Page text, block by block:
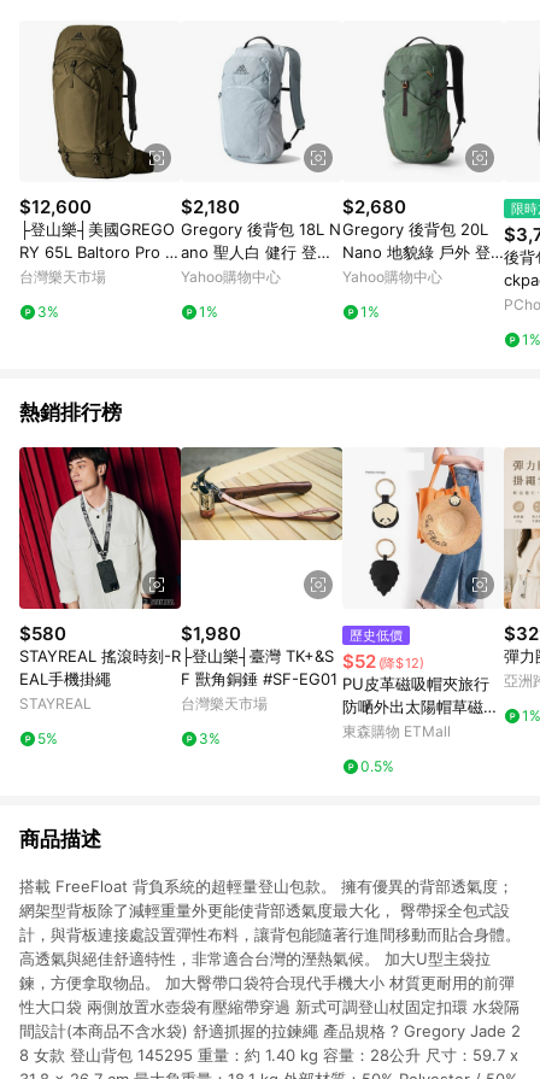
市場 45 天內完成訂單出貨及結帳，則不符合贈點資格。 (4) 如
使用APP、或中途瀏覽比價網、回饋網、Google等其他網頁、或
由網頁版(電腦版/手機版網頁)切換為App都將會造成追蹤中斷而
無法進行 LINE POINTS 回饋。 (5) LINE 購物為購物資訊整合性
平台，商品資料更新會有時間差，如顯示之商品規格、顏色、價
位、贈品與台灣樂天市場銷售網頁不符，以銷售網頁標示為準。
(6) 導購訂單已逾 365 天，根據台灣樂天回饋規定，逾期訂單將
不符合回饋資格。 (7) 若上述或其他原因，致使消費者無接收到
點數回饋或點數回饋有爭議，台灣樂天市場保有更改條款與法律
追訴之權利，活動詳情以樂天市場網站公告為準。
$12,600
├登山樂┤美國GREGO
RY 65L Baltoro Pro 登
山背包M 鱷魚綠 # GG
台灣樂天市場
3%
$2,180
Gregory 後背包 18L N
ano 聖人白 健行 登山
包 戶外 153057A797
Yahoo購物中心
1%
$2,680
Gregory 後背包 20L
Nano 地貌綠 戶外 登
山包 健行 153058930
Yahoo購物中心
1%
限
後背
花
1%
熱銷排行榜
$580
STAYREAL 搖滾時刻-R
EAL手機掛繩
STAYREAL
5%
$1,980
├登山樂┤臺灣 TK+&S
F 獸角銅錘 #SF-EG01
台灣樂天市場
3%
歷史低價
$52 (降$12)
PU皮革磁吸帽夾旅行
防嗮外出太陽帽草磁性
帽夾子便攜收納
東森購物 ETMall
0.5%
彈力
亞洲
1%
商品描述
搭載 FreeFloat 背負系統的超輕量登山包款。 擁有優異的背部透氣度；
網架型背板除了減輕重量外更能使背部透氣度最大化， 臀帶採全包式設
計，與背板連接處設置彈性布料，讓背包能隨著行進間移動而貼合身體。
高透氣與絕佳舒適特性，非常適合台灣的溼熱氣候。 加大U型主袋拉
鍊，方便拿取物品。 加大臀帶口袋符合現代手機大小 材質更耐用的前彈
性大口袋 兩側放置水壺袋有壓縮帶穿過 新式可調登山杖固定扣環 水袋隔
間設計(本商品不含水袋) 舒適抓握的拉鍊繩 產品規格 ? Gregory Jade 2
8 女款 登山背包 145295 重量：約 1.40 kg 容量：28公升 尺寸：59.7 x